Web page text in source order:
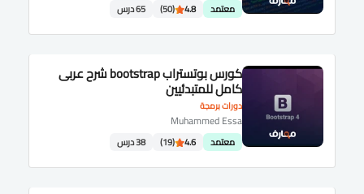
معتمد 4.8
(50) 65 درس
دورات برمجة
كورس بوتستراب bootstrap شرح عربى
كامل للمتبدئيين
Muhammed Essa
معتمد 4.6
(19) 38 درس